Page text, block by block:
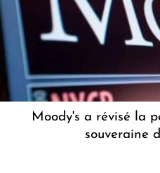
Moody's a révisé la
souveraine